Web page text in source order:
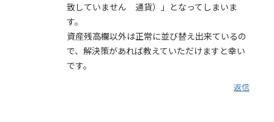
致していません 通貨）」となってしまいま
す。
資産残高欄以外は正常に並び替え出来ているの
で、解決策があれば教えていただけますと幸い
です。
返信